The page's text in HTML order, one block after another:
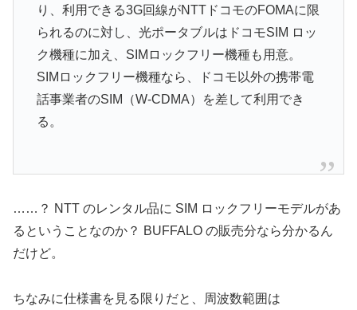
り、利用できる3G回線がNTTドコモのFOMAに限
られるのに対し、光ポータブルはドコモSIM ロッ
ク機種に加え、SIMロックフリー機種も用意。
SIMロックフリー機種なら、ドコモ以外の携帯電
話事業者のSIM（W-CDMA）を差して利用でき
る。
……？ NTT のレンタル品に SIM ロックフリーモデルがあ
るということなのか？ BUFFALO の販売分なら分かるん
だけど。
ちなみに仕様書を見る限りだと、周波数範囲は